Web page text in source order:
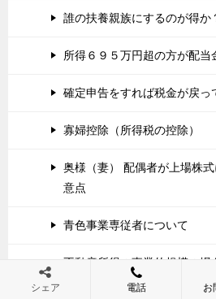
誰の扶養親族にするのが得か
所得６９５万円超の方が配当
確定申告をすれば税金が戻っ
寡婦控除（所得税の控除）
奥様（妻） 配偶者が上場株
意点
青色事業専従者について
不動産所得の事業的規模の場
シェア 電話 お